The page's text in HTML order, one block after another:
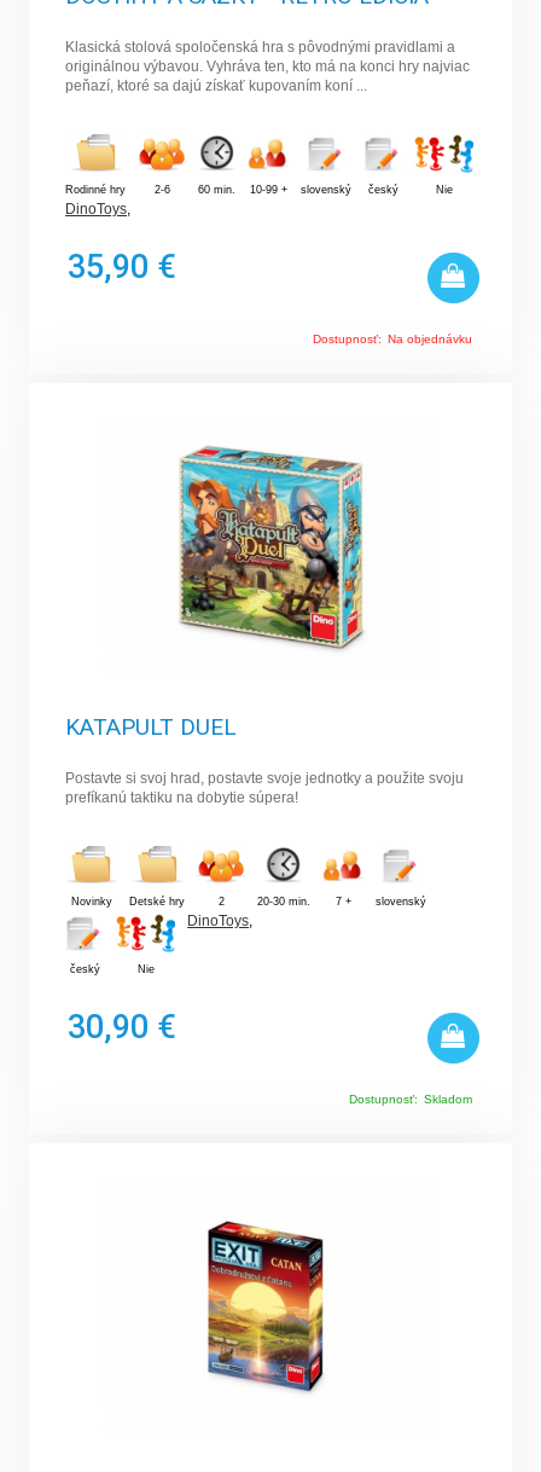
Klasická stolová spoločenská hra s pôvodnými pravidlami a
originálnou výbavou. Vyhráva ten, kto má na konci hry najviac
peňazí, ktoré sa dajú získať kupovaním koní ...
Rodinné hry 2-6 60 min. 10-99 + slovenský český Nie
DinoToys,
35,90 €
Dostupnosť: Na objednávku
KATAPULT DUEL
Postavte si svoj hrad, postavte svoje jednotky a použite svoju
prefíkanú taktiku na dobytie súpera!
Novinky Detské hry 2 20-30 min. 7 + slovenský
český Nie
DinoToys,
30,90 €
Dostupnosť: Skladom